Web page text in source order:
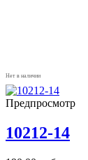
Нет в наличии
Предпросмотр
10212-14